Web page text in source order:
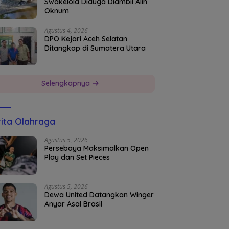
Oknum
Agustus 4, 2026
DPO Kejari Aceh Selatan
Ditangkap di Sumatera Utara
Selengkapnya
Olahraga
Agustus 5, 2026
Persebaya Maksimalkan Open
Play dan Set Pieces
Agustus 5, 2026
Dewa United Datangkan Winger
Anyar Asal Brasil